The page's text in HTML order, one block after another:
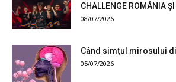
CHALLENGE ROMÂNIA
08/07/2026
Când simțul mirosului
05/07/2026